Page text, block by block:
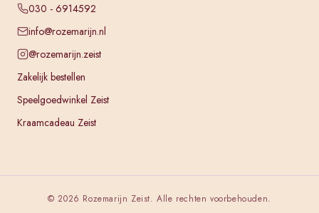
030 - 6914592
info@rozemarijn.nl
@rozemarijn.zeist
Zakelijk bestellen
Speelgoedwinkel Zeist
Kraamcadeau Zeist
© 2026 Rozemarijn Zeist. Alle rechten voorbehouden.